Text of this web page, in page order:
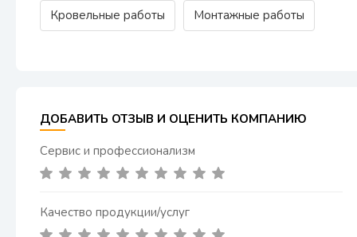
Кровельные работы Монтажные работы
ДОБАВИТЬ ОТЗЫВ И ОЦЕНИТЬ КОМПАНИЮ
Сервис и профессионализм
Качество продукции/услуг